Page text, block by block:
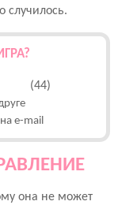
случилось.
(44)
e-mail
она не может